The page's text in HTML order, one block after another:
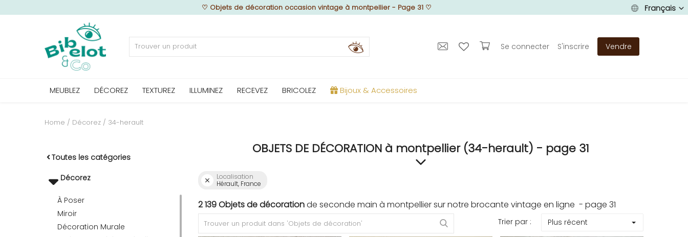
♡ Objets de décoration occasion vintage à montpellier - Page 31 ♡ Français
Se connecter S'inscrire Vendre
MEUBLEZ DÉCOREZ TEXTUREZ ILLUMINEZ RECEVEZ BRICOLEZ Bijoux & Accessoires
Home Décorez 34-herault
Toutes les catégories
Décorez
À Poser
Miroir
Décoration Murale
OBJETS DE DÉCORATION à montpellier (34-herault) - page 31
Localisation
Hérault, France
2 139 Objets de décorationde seconde main à montpellier sur notre brocante vintage en ligne - page 31
Trier par : Plus récent